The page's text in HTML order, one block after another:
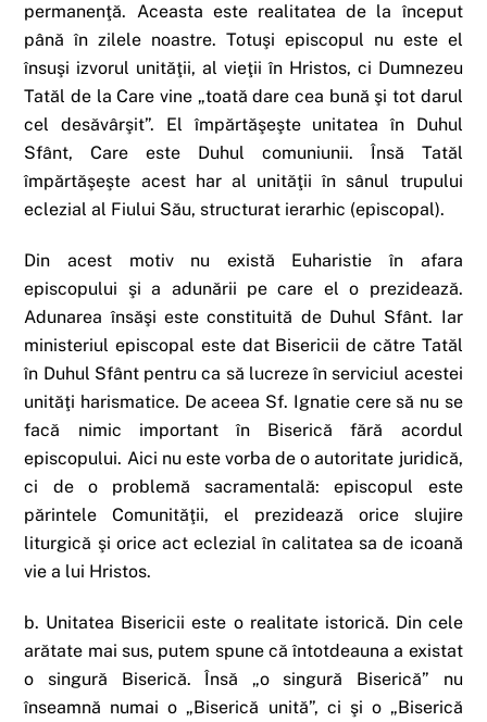
permanenţă. Aceasta este realitatea de la început
până în zilele noastre. Totuşi episcopul nu este el
însuşi izvorul unităţii, al vieţii în Hristos, ci Dumnezeu
Tatăl de la Care vine „toată dare cea bună şi tot darul
cel desăvârşit”. El împărtăşeşte unitatea în Duhul
Sfânt, Care este Duhul comuniunii. Însă Tatăl
împărtăşeşte acest har al unităţii în sânul trupului
eclezial al Fiului Său, structurat ierarhic (episcopal).
Din acest motiv nu există Euharistie în afara
episcopului şi a adunării pe care el o prezidează.
Adunarea însăşi este constituită de Duhul Sfânt. Iar
ministeriul episcopal este dat Bisericii de către Tatăl
în Duhul Sfânt pentru ca să lucreze în serviciul acestei
unităţi harismatice. De aceea Sf. Ignatie cere să nu se
facă nimic important în Biserică fără acordul
episcopului. Aici nu este vorba de o autoritate juridică,
ci de o problemă sacramentală: episcopul este
părintele Comunităţii, el prezidează orice slujire
liturgică şi orice act eclezial în calitatea sa de icoană
vie a lui Hristos.
b. Unitatea Bisericii este o realitate istorică. Din cele
arătate mai sus, putem spune că întotdeauna a existat
o singură Biserică. Însă „o singură Biserică” nu
înseamnă numai o „Biserică unită”, ci şi o „Biserică